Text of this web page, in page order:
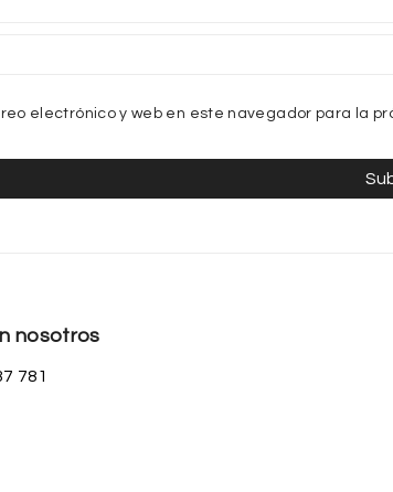
electrónico y web en este navegador para la
nosotros
781